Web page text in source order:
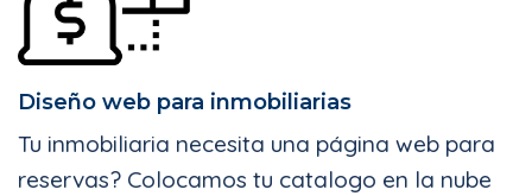
Diseño web para inmobiliarias
Tu inmobiliaria necesita una página web para
reservas? Colocamos tu catalogo en la nube